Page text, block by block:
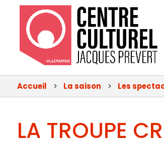
Menu
principal
-
Accueil La saison Les
LA TROUPE